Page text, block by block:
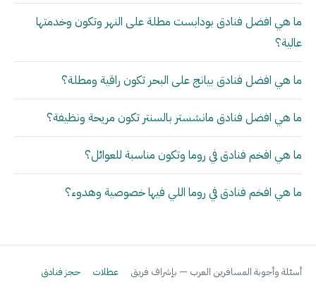
ما هي افضل فنادق بودابست مطلة على النهر وتكون وخدمتها
عالية؟
ما هي افضل فنادق بيانج على البحر تكون راقية ومطلة؟
ما هي افضل فنادق مانشستر بالسنتر تكون مريحة ونظيفة؟
ما هي افخم فنادق في روما وتكون مناسبة للعوائل؟
ما هي افخم فنادق في روما اللي فيها خصوصية وهدوء؟
أسئلة وأجوبة المسافرين العرب — بإشراف فريق عطلات حجز فنادق